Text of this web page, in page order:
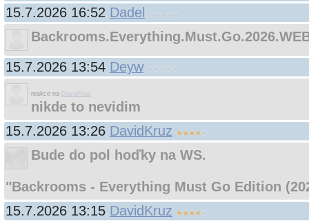
15.7.2026 16:52 Dadel
15.7.2026 13:54 Deyw
reakce na DavidKruz
nikde to nevidim
15.7.2026 13:26 DavidKruz
Bude do pol hoďky na WS.
"Backrooms - Everything Must Go Edition
15.7.2026 13:15 DavidKruz